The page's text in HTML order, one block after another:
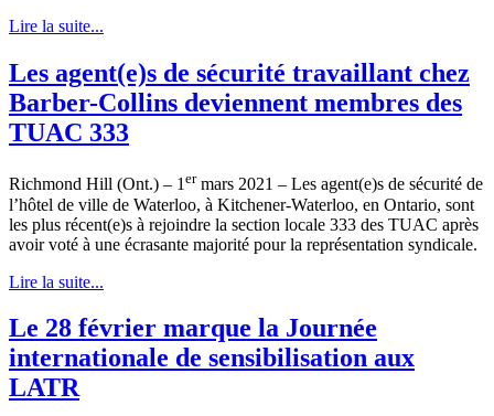
Lire la suite...
Les agent(e)s de sécurité travaillant chez
Barber-Collins deviennent membres des
TUAC 333
Richmond Hill (Ont.) – 1ermars 2021 – Les agent(e)s de sécurité de
l’hôtel de ville de Waterloo, à Kitchener-Waterloo, en Ontario, sont
les plus récent(e)s à rejoindre la section locale 333 des TUAC après
avoir voté à une écrasante majorité pour la représentation syndicale.
Lire la suite...
Le 28 février marque la Journée
internationale de sensibilisation aux
LATR